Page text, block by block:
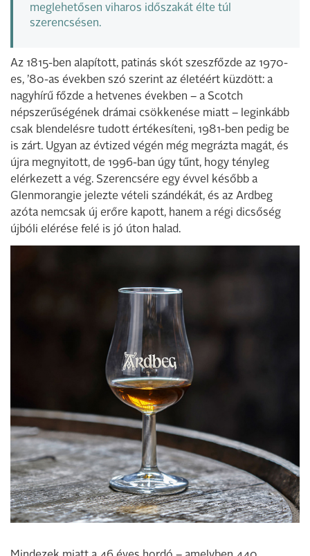
meglehetősen viharos időszakát élte túl
szerencsésen.
Az 1815-ben alapított, patinás skót szeszfőzde az 1970-
es, ’80-as években szó szerint az életéért küzdött: a
nagyhírű főzde a hetvenes években – a Scotch
népszerűségének drámai csökkenése miatt – leginkább
csak blendelésre tudott értékesíteni, 1981-ben pedig be
is zárt. Ugyan az évtized végén még megrázta magát, és
újra megnyitott, de 1996-ban úgy tűnt, hogy tényleg
elérkezett a vég. Szerencsére egy évvel később a
Glenmorangie jelezte vételi szándékát, és az Ardbeg
azóta nemcsak új erőre kapott, hanem a régi dicsőség
újbóli elérése felé is jó úton halad.